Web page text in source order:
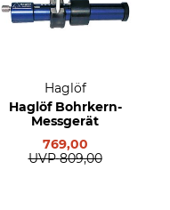
Haglöf
Haglöf Bohrkern-
Messgerät
769,00
UVP 809,00